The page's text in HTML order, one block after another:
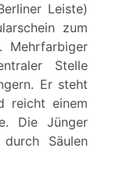
Leiste)
zum
Mehrfarbiger
Stelle
Er steht
reicht einem
Die Jünger
Säulen